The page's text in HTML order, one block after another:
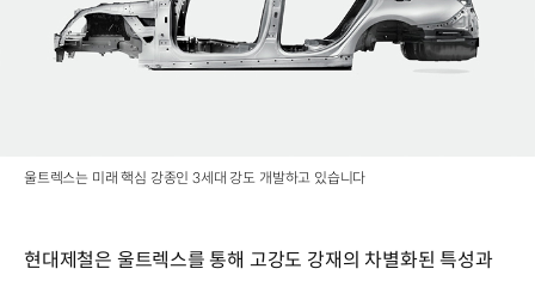
울트렉스는 미래 핵심 강종인 3세대 강도 개발하고 있습니다
현대제철은 울트렉스를 통해 고강도 강재의 차별화된 특성과